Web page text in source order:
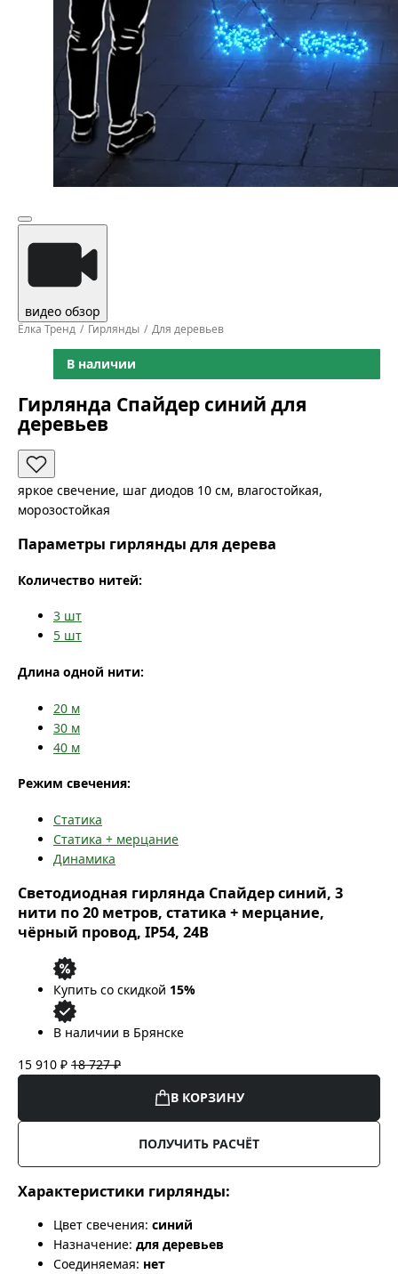
видео обзор
Ёлка Тренд Гирлянды Для деревьев
В наличии
Гирлянда Спайдер синий для
деревьев
яркое свечение, шаг диодов 10 см, влагостойкая,
морозостойкая
Параметры гирлянды для дерева
Количество нитей:
3 шт
5 шт
Длина одной нити:
20 м
30 м
40 м
Режим свечения:
Статика
Статика + мерцание
Динамика
Светодиодная гирлянда Спайдер синий, 3
нити по 20 метров, статика + мерцание,
чёрный провод, IP54, 24В
Купить со скидкой 15%
В наличии в Брянске
15 910 ₽ 18 727 ₽
В КОРЗИНУ
ПОЛУЧИТЬ РАСЧЁТ
Характеристики гирлянды:
Цвет свечения: синий
Назначение: для деревьев
Соединяемая: нет